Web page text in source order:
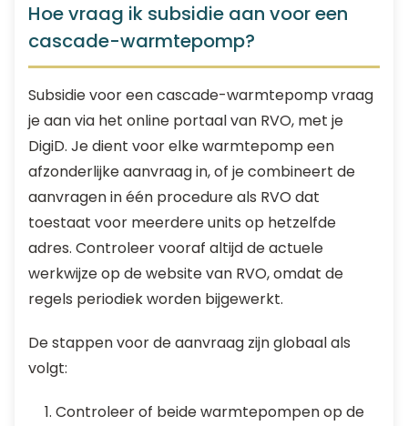
Hoe vraag ik subsidie aan voor een
cascade-warmtepomp?
Subsidie voor een cascade-warmtepomp vraag
je aan via het online portaal van RVO, met je
DigiD. Je dient voor elke warmtepomp een
afzonderlijke aanvraag in, of je combineert de
aanvragen in één procedure als RVO dat
toestaat voor meerdere units op hetzelfde
adres. Controleer vooraf altijd de actuele
werkwijze op de website van RVO, omdat de
regels periodiek worden bijgewerkt.
De stappen voor de aanvraag zijn globaal als
volgt:
Controleer of beide warmtepompen op de